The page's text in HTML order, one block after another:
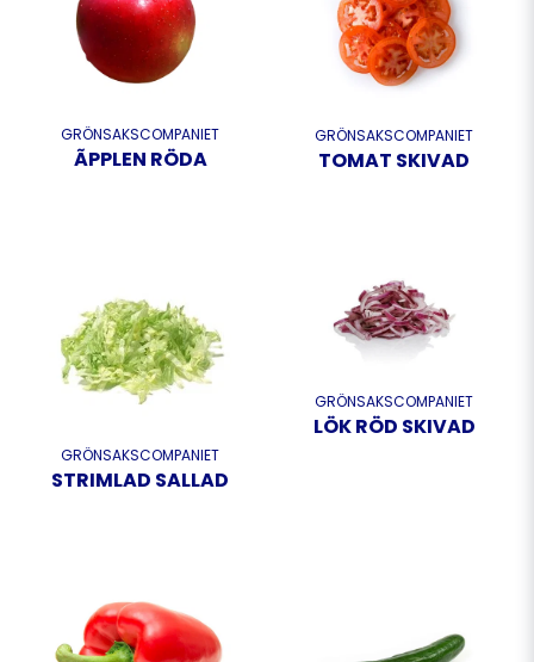
GRÖNSAKSCOMPANIET
ÃPPLEN RÖDA
GRÖNSAKSCOMPANIET
TOMAT SKIVAD
GRÖNSAKSCOMPANIET
STRIMLAD SALLAD
GRÖNSAKSCOMPANIET
LÖK RÖD SKIVAD